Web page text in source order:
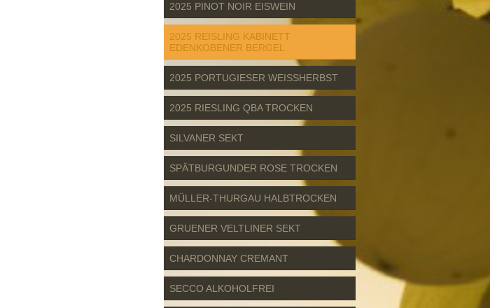
2025 PINOT NOIR EISWEIN
2025 REISLING KABINETT
EDENKOBENER BERGEL
2025 PORTUGIESER WEISSHERBST
2025 RIESLING QBA TROCKEN
SILVANER SEKT
SPÄTBURGUNDER ROSE TROCKEN
MÜLLER-THURGAU HALBTROCKEN
GRUENER VELTLINER SEKT
CHARDONNAY CREMANT
SECCO ALKOHOLFREI